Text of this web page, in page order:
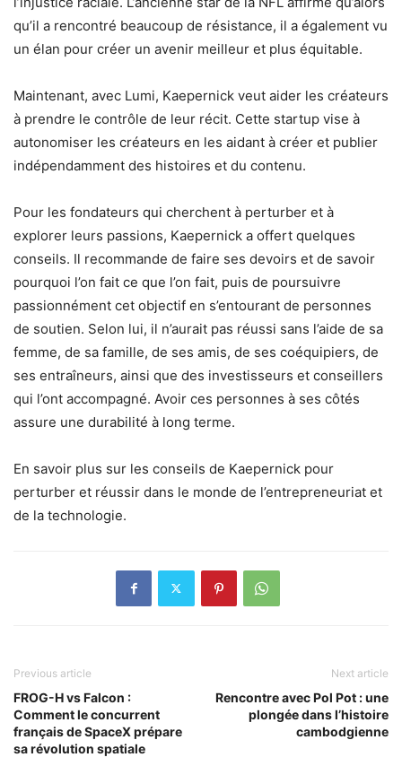
qu’il a rencontré beaucoup de résistance, il a également vu
un élan pour créer un avenir meilleur et plus équitable.
Maintenant, avec Lumi, Kaepernick veut aider les créateurs
à prendre le contrôle de leur récit. Cette startup vise à
autonomiser les créateurs en les aidant à créer et publier
indépendamment des histoires et du contenu.
Pour les fondateurs qui cherchent à perturber et à
explorer leurs passions, Kaepernick a offert quelques
conseils. Il recommande de faire ses devoirs et de savoir
pourquoi l’on fait ce que l’on fait, puis de poursuivre
passionnément cet objectif en s’entourant de personnes
de soutien. Selon lui, il n’aurait pas réussi sans l’aide de sa
femme, de sa famille, de ses amis, de ses coéquipiers, de
ses entraîneurs, ainsi que des investisseurs et conseillers
qui l’ont accompagné. Avoir ces personnes à ses côtés
assure une durabilité à long terme.
En savoir plus sur les conseils de Kaepernick pour
perturber et réussir dans le monde de l’entrepreneuriat et
de la technologie.
Previous article
FROG-H vs Falcon :
Comment le concurrent
français de SpaceX prépare
sa révolution spatiale
Next article
Rencontre avec Pol Pot : une
plongée dans l’histoire
cambodgienne